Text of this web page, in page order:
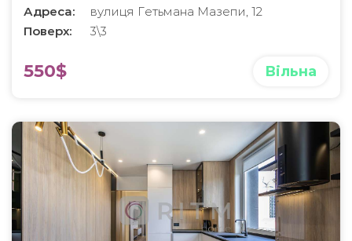
Адреса:
вулиця Гетьмана Мазепи, 12
Поверх:
3\3
550$ Вільна